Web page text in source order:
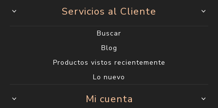
Servicios al Cliente
Buscar
Blog
Productos vistos recientemente
Lo nuevo
Mi cuenta